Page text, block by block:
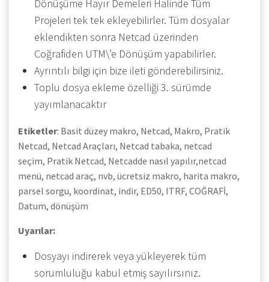
Dönüşüme Hayır Demeleri Halinde Tüm
Projeleri tek tek ekleyebilirler. Tüm dosyalar
eklendikten sonra Netcad üzerinden
Coğrafiden UTM\’e Dönüşüm yapabilirler.
Ayrıntılı bilgi için bize ileti gönderebilirsiniz.
Toplu dosya ekleme özelliği 3. sürümde
yayımlanacaktır
Etiketler: Basit düzey makro, Netcad, Makro, Pratik
Netcad, Netcad Araçları, Netcad tabaka, netcad
seçim, Pratik Netcad, Netcadde nasıl yapılır,netcad
menü, netcad araç, nvb, ücretsiz makro, harita makro,
parsel sorgu, koordinat, indir, ED50, ITRF, COĞRAFİ,
Datum, dönüşüm
Uyarılar:
Dosyayı indirerek veya yükleyerek tüm
sorumluluğu kabul etmiş sayılırsınız.